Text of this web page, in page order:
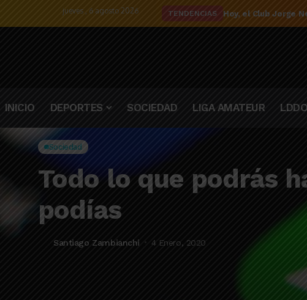
jueves , 6 agosto 2026 TENDENCIAS El detalle de la
INICIO DEPORTES SOCIEDAD LIGA AMATEUR LDDO
Sociedad
Todo lo que podrás
podías
Santiago Zambianchi 4 Enero, 2020